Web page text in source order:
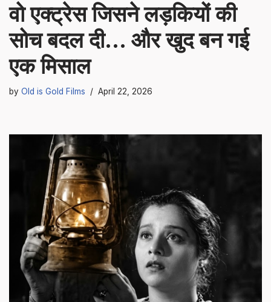
वो एक्ट्रेस जिसने लड़कियों की
सोच बदल दी… और खुद बन गई
एक मिसाल
by Old is Gold Films April 22, 2026